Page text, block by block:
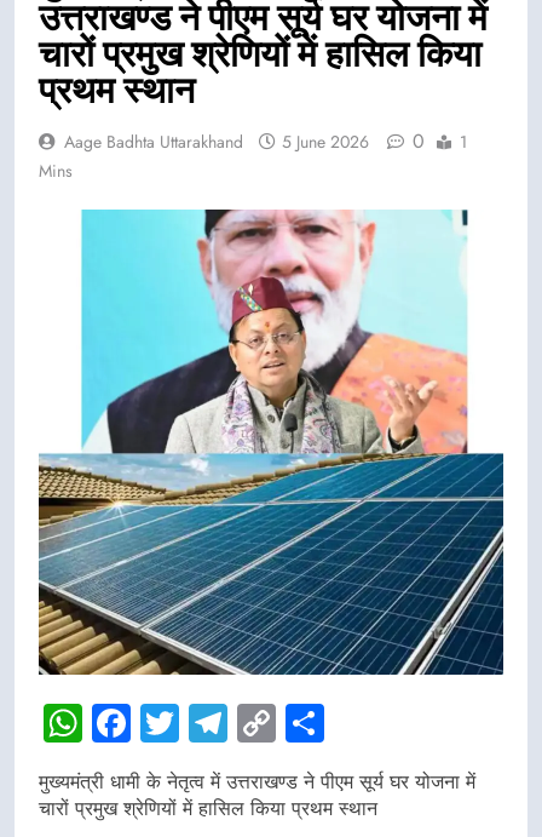
उत्तराखण्ड ने पीएम सूर्य घर योजना में
चारों प्रमुख श्रेणियों में हासिल किया
प्रथम स्थान
Aage Badhta Uttarakhand 5 June 2026 0
1
Mins
WhatsApp
Facebook
Twitter
Telegram
Copy
Link
मुख्यमंत्री धामी के नेतृत्व में उत्तराखण्ड ने पीएम सूर्य घर योजना में
चारों प्रमुख श्रेणियों में हासिल किया प्रथम स्थान